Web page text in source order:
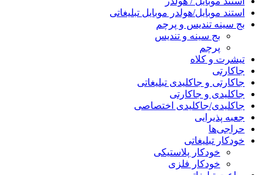
استند موبایل/هولدر موبایل تبلیغاتی
بج سینه تندیس و پرچم
بج سینه و تندیس
پرچم
تیشرت و کلاه
جاکارتی
جاکارتی و جاکلیدی تبلیغاتی
جاکلیدی و جاکارتی
جاکلیدی/جاکلیدی اختصاصی
جعبه پذیرایی
حراجی‌ها
خودکار تبلیغاتی
خودکار پلاستیکی
خودکار فلزی